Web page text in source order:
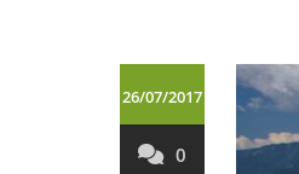
26/07/2017
0